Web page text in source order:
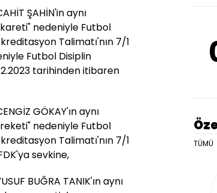
ŞAHİN'in aynı
nedeniyle Futbol
Talimatı'nın 7/1
Futbol Disiplin
tarihinden itibaren
GÖKAY'ın aynı
nedeniyle Futbol
Talimatı'nın 7/1
sevkine,
BUĞRA TANIK'ın aynı
TÜMÜ